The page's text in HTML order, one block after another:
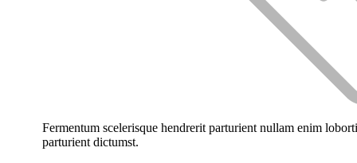
Fermentum scelerisque hendrerit parturient nullam enim
parturient dictumst.